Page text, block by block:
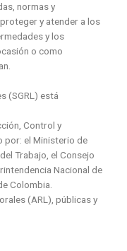
normas y
y atender a los
y los
o como
(SGRL) está
Control y
por: el Ministerio de
Trabajo, el Consejo
Nacional de
Colombia.
(ARL), públicas y